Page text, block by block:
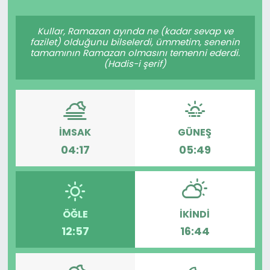
Kullar, Ramazan ayında ne (kadar sevap ve
fazilet) olduğunu bilselerdi, ümmetim, senenin
tamamının Ramazan olmasını temenni ederdi.
(Hadis-i şerif)
İMSAK
04:17
GÜNEŞ
05:49
ÖĞLE
12:57
İKINDI
16:44
Teknoloji
Resmi İlanlar
Yaşam
Künye
Gizlilik Sözleşmesi
İletişim